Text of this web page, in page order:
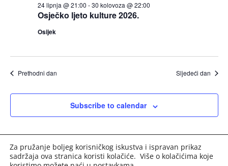
Osječko ljeto kulture 2026.
24 lipnja @ 21:00 -30 kolovoza @ 22:00
Osijek
Prethodni dan Sljedeći dan
Subscribe to calendar
Za pružanje boljeg korisničkog iskustva i ispravan prikaz
sadržaja ova stranica koristi kolačiće. Više o kolačićima koje